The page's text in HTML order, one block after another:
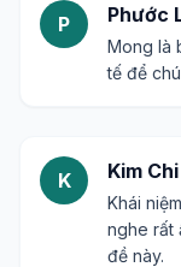
P Phước
Mong là
tế để
K Kim Chi
Khái
nghe rất
đề này.